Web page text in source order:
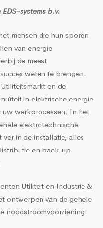
systems b.v.
mensen die hun sporen
van energie
de meest
weten te brengen.
en de
in elektrische energie
uw werkprocessen. In het
elektrotechnische
in de installatie, alles
en back-up
Utiliteit en Industrie &
ontwerpen van de gehele
noodstroomvoorziening.